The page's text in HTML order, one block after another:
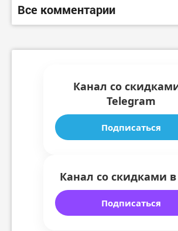
Все комментарии
Канал со
Telegram
Подписаться
Канал со скидками в
Подписаться